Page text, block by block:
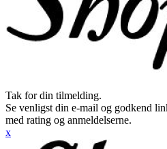
Tak for din tilmelding.
Se venligst din e-mail og godkend
med rating og anmeldelserne.
x